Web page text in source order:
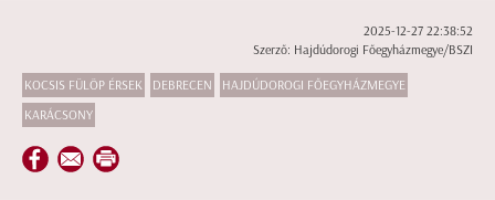
2025-12-27 22:38:52
Szerző: Hajdúdorogi Főegyházmegye/BSZI
KOCSIS FÜLÖP ÉRSEK DEBRECEN
HAJDÚDOROGI FŐEGYHÁZMEGYE
KARÁCSONY